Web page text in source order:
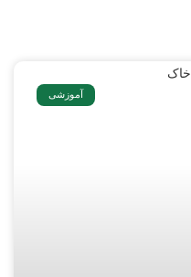
آموزشی